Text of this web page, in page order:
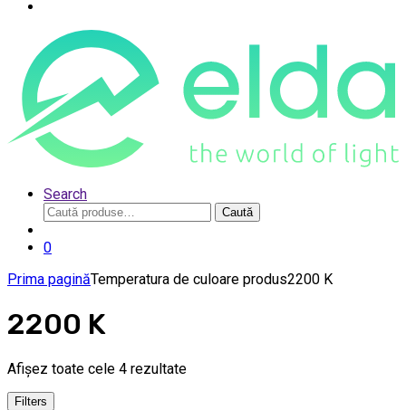
Search
Caută
după:
Caută
0
Prima paginăTemperatura de culoare produs2200 K
2200 K
Afișez toate cele 4 rezultate
Filters